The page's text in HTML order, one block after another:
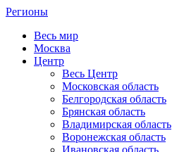
Регионы
Весь мир
Москва
Центр
Весь Центр
Московская область
Белгородская область
Брянская область
Владимирская область
Воронежская область
Ивановская область